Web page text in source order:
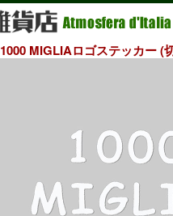
1000 MIGLIAロゴステッカー (